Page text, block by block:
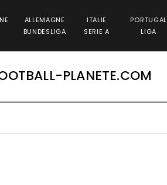
ALLEMAGNE
BUNDESLIGA
ITALIE
SERIE A
PORTUGAL
LIGA
PLANETE.COM